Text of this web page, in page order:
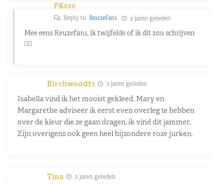
PK020
Reply to Reuzefan1 2 jaren geleden
Mee eens Reuzefan1, ik twijfelde of ik dit zou schrijven
✍🏼
Birchwood71 2 jaren geleden
Isabella vind ik het mooist gekleed. Mary en
Margarethe adviseer ik eerst even overleg te hebben
over de kleur die ze gaan dragen, ik vind dit jammer.
Zijn overigens ook geen heel bijzondere roze jurken.
Tina 2 jaren geleden